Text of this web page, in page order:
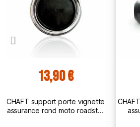
13,90 €
CHAFT support porte vignette
assurance rond moto roadster